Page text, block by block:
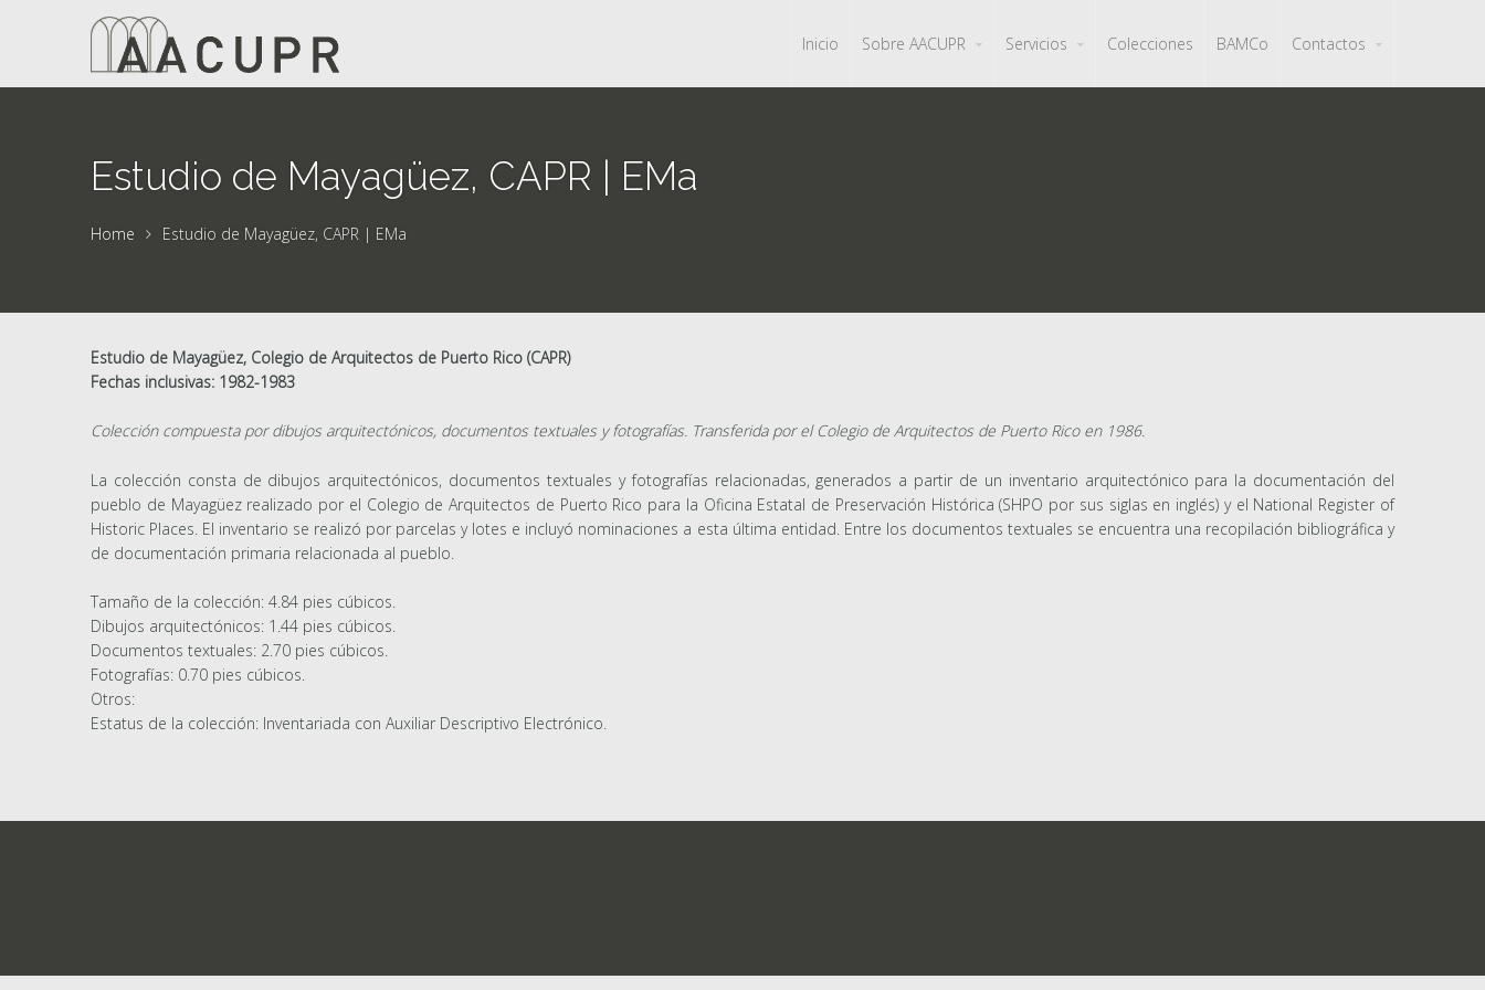
Inicio Sobre AACUPR Servicios Colecciones BAMCo Contactos
Estudio de Mayagüez, CAPR | EMa
Home Estudio de Mayagüez, CAPR | EMa
Estudio de Mayagüez, Colegio de Arquitectos de Puerto Rico (CAPR)
Fechas inclusivas: 1982-1983
Colección compuesta por dibujos arquitectónicos, documentos textuales y fotografías. Transferida por el Colegio de Arquitectos de Puerto Rico en 1986.
La colección consta de dibujos arquitectónicos, documentos textuales y fotografías relacionadas, generados a partir de un inventario arquitectónico para la documentación del
pueblo de Mayagüez realizado por el Colegio de Arquitectos de Puerto Rico para la Oficina Estatal de Preservación Histórica (SHPO por sus siglas en inglés) y el National Register of
Historic Places. El inventario se realizó por parcelas y lotes e incluyó nominaciones a esta última entidad. Entre los documentos textuales se encuentra una recopilación bibliográfica y
de documentación primaria relacionada al pueblo.
Tamaño de la colección: 4.84 pies cúbicos.
Dibujos arquitectónicos: 1.44 pies cúbicos.
Documentos textuales: 2.70 pies cúbicos.
Fotografías: 0.70 pies cúbicos.
Otros:
Estatus de la colección: Inventariada con Auxiliar Descriptivo Electrónico.